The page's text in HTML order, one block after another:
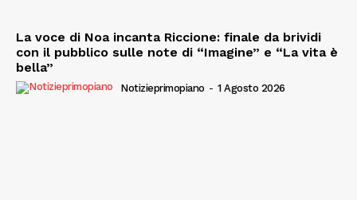
La voce di Noa incanta Riccione: finale da brividi
con il pubblico sulle note di “Imagine” e “La vita è
bella”
Notizieprimopiano - 1 Agosto 2026